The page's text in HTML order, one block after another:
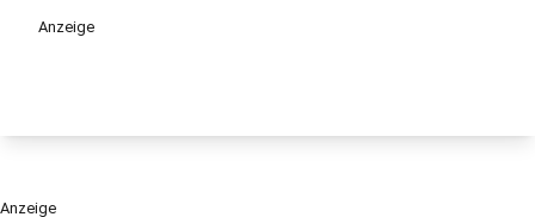
Anzeige
Anzeige